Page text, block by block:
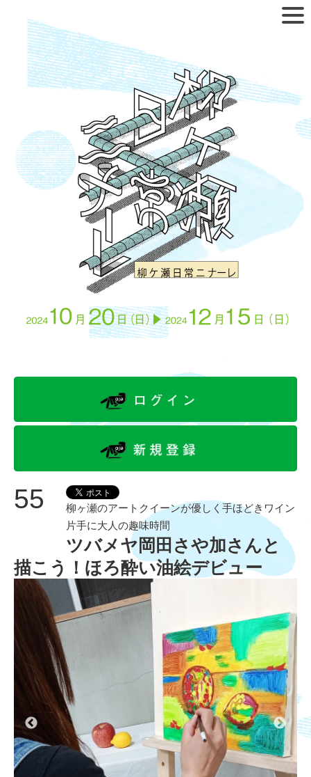
55
柳ヶ瀬のアートクイーンが優しく手ほどきワイン
片手に大人の趣味時間
ツバメヤ岡田さや加さんと
描こう！ほろ酔い油絵デビュー